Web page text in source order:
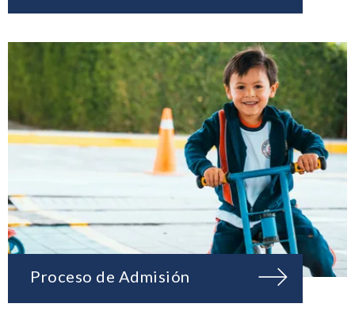
Proceso de Admisión